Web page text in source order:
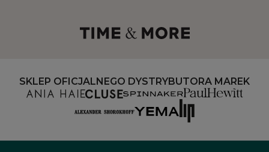
SKLEP OFICJALNEGO DYSTRYBUTORA MAREK